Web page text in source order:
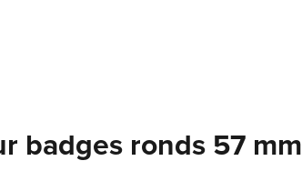
badges ronds 57 mm